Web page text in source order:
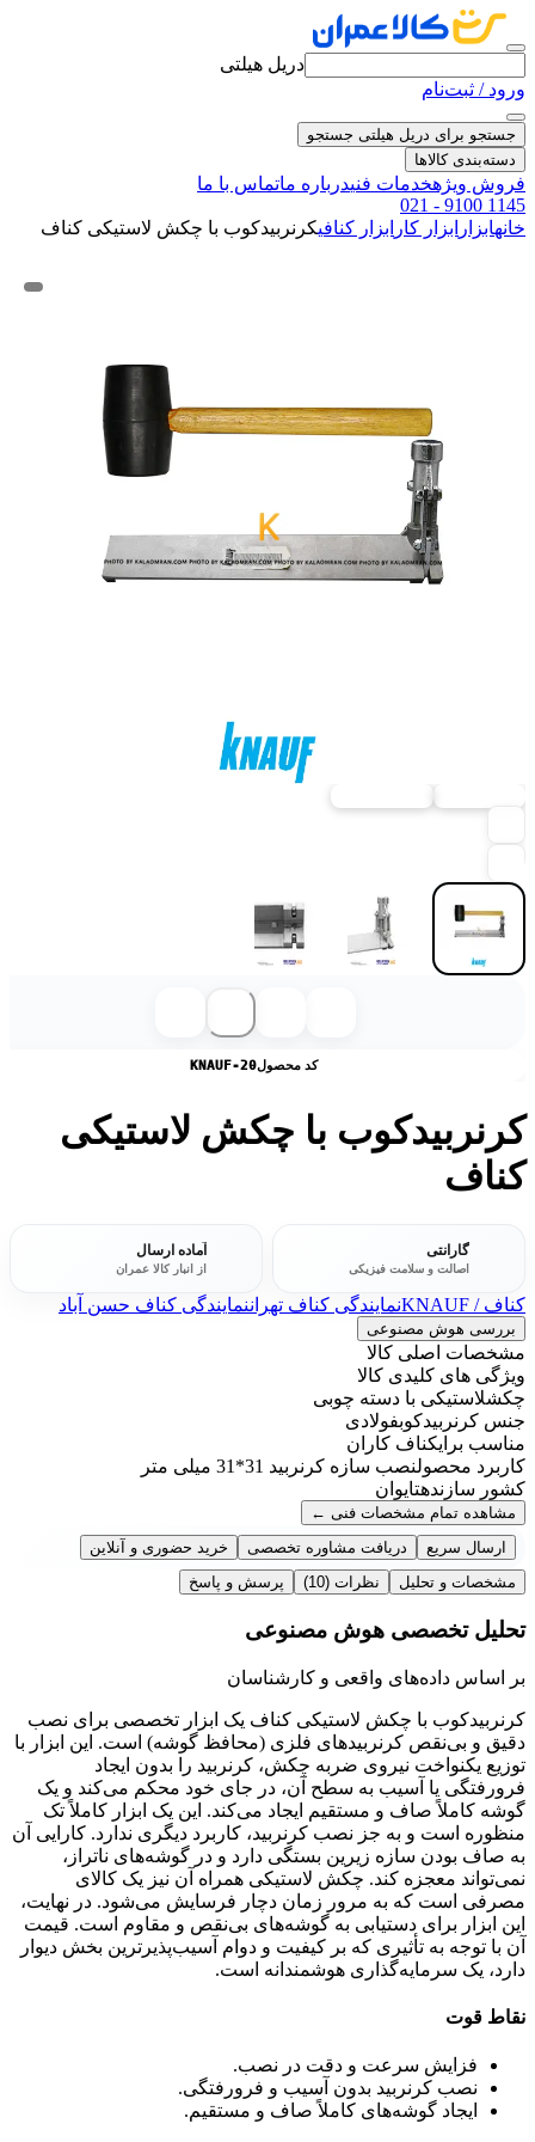
دریل هیلتی
ورود / ثبت‌نام
جستجو برای دریل هیلتی جستجو
دسته‌بندی کالاها
فروش ویژهخدمات فنیدرباره ماتماس با ما
021 - 9100 1145
خانهابزار ابزار کار ابزار کنافیکرنربیدکوب با چکش لاستیکی کناف
کد محصولKNAUF-20
کرنربیدکوب با چکش لاستیکی
کناف
گارانتی
اصالت و سلامت فیزیکی
آماده ارسال
از انبار کالا عمران
کناف / KNAUF نمایندگی کناف تهراننمایندگی کناف حسن آباد
بررسی هوش مصنوعی
مشخصات اصلی کالا
ویژگی های کلیدی کالا
چکشلاستیکی با دسته چوبی
جنس کرنربیدکوبفولادی
مناسب برایکناف کاران
کاربرد محصولنصب سازه کرنربید 31*31 میلی متر
کشور سازندهتایوان
مشاهده تمام مشخصات فنی ←
ارسال سریع
دریافت مشاوره تخصصی
خرید حضوری و آنلاین
مشخصات و تحلیل
نظرات (10) پرسش و پاسخ
تحلیل تخصصی هوش مصنوعی
بر اساس داده‌های واقعی و کارشناسان
کرنربیدکوب با چکش لاستیکی کناف یک ابزار تخصصی برای نصب
دقیق و بی‌نقص کرنربیدهای فلزی (محافظ گوشه) است. این ابزار با
توزیع یکنواخت نیروی ضربه چکش، کرنربید را بدون ایجاد
فرورفتگی یا آسیب به سطح آن، در جای خود محکم می‌کند و یک
گوشه کاملاً صاف و مستقیم ایجاد می‌کند. این یک ابزار کاملاً تک
منظوره است و به جز نصب کرنربید، کاربرد دیگری ندارد. کارایی آن
به صاف بودن سازه زیرین بستگی دارد و در گوشه‌های ناتراز،
نمی‌تواند معجزه کند. چکش لاستیکی همراه آن نیز یک کالای
مصرفی است که به مرور زمان دچار فرسایش می‌شود. در نهایت،
این ابزار برای دستیابی به گوشه‌های بی‌نقص و مقاوم است. قیمت
آن با توجه به تأثیری که بر کیفیت و دوام آسیب‌پذیرترین بخش دیوار
دارد، یک سرمایه‌گذاری هوشمندانه است.
نقاط قوت
فزایش سرعت و دقت در نصب.
نصب کرنربید بدون آسیب و فرورفتگی.
ایجاد گوشه‌های کاملاً صاف و مستقیم.